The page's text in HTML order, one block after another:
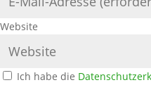
Website
Ich habe die